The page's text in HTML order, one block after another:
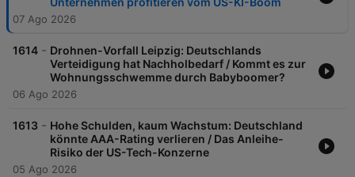
07 Ago 2026
1614 - Drohnen-Vorfall Leipzig: Deutschlands
Verteidigung hat Nachholbedarf / Kommt es zur
Wohnungsschwemme durch Babyboomer?
06 Ago 2026
1613 - Hohe Schulden, kaum Wachstum: Deutschland
könnte AAA-Rating verlieren / Das Anleihe-
Risiko der US-Tech-Konzerne
05 Ago 2026